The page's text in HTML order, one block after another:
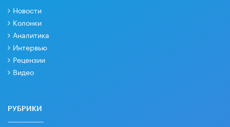
Новости
Колонки
Аналитика
Интервью
Рецензии
Видео
РУБРИКИ